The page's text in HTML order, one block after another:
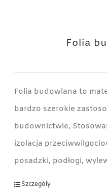
Folia
Folia budowlana to
bardzo szerokie
budownictwie,
izolacja
posadzki, podłogi,
Szczegóły